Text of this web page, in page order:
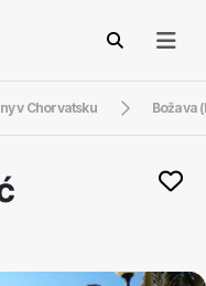
v Chorvatsku Božava